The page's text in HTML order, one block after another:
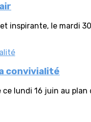
inspirante, le mardi
convivialité
lundi 16 juin au plan